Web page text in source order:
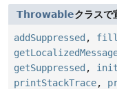
Throwableクラスで
addSuppressed ,
getSuppressed ,
printStackTrace,